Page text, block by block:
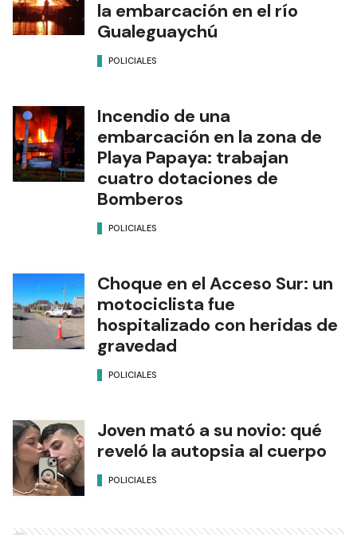
la embarcación en el río
Gualeguaychú
POLICIALES
Incendio de una
embarcación en la zona de
Playa Papaya: trabajan
cuatro dotaciones de
Bomberos
POLICIALES
Choque en el Acceso Sur: un
motociclista fue
hospitalizado con heridas de
gravedad
POLICIALES
Joven mató a su novio: qué
reveló la autopsia al cuerpo
POLICIALES
Ads